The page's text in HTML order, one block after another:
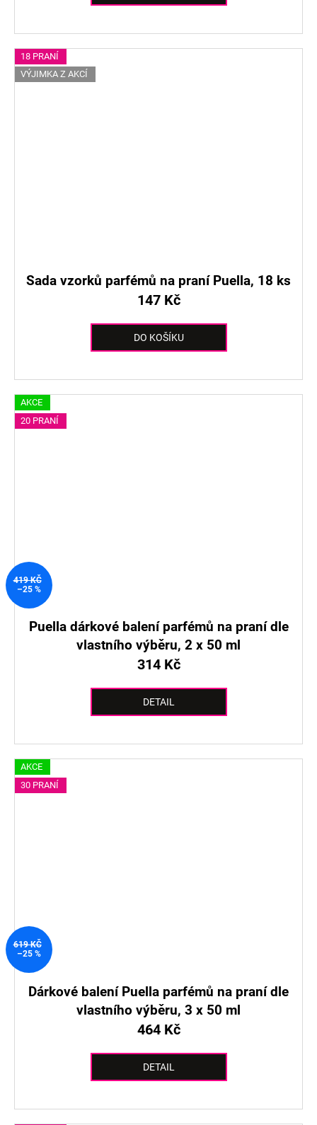
18 PRANÍ
VÝJIMKA Z AKCÍ
Sada vzorků parfémů na praní Puella, 18 ks
147 Kč
DO KOŠÍKU
AKCE
20 PRANÍ
419 KČ
–25 %
Puella dárkové balení parfémů na praní dle
vlastního výběru, 2 x 50 ml
314 Kč
DETAIL
AKCE
30 PRANÍ
619 KČ
–25 %
Dárkové balení Puella parfémů na praní dle
vlastního výběru, 3 x 50 ml
464 Kč
DETAIL